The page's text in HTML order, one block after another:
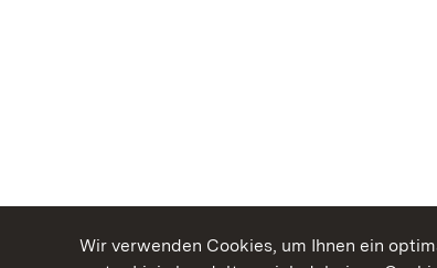
Wir verwenden Cookies, um Ihnen ein